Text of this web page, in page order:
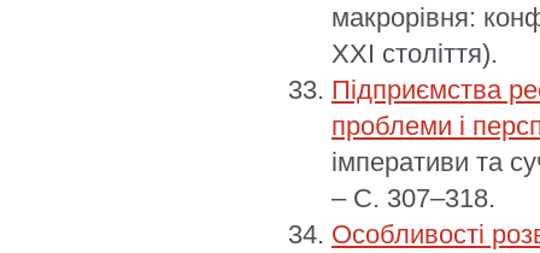
макрорівня:
XXI століття).
Підприємства
проблеми і
імперативи та
– С. 307–318.
Особливості